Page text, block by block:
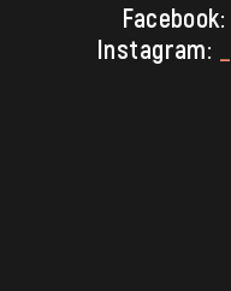
Facebook:
Instagram: